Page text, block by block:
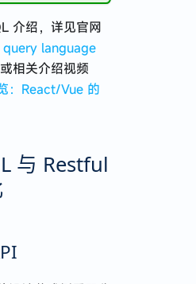
介绍，详见官网
language
或相关介绍视频
：React/Vue 的
与 Restful